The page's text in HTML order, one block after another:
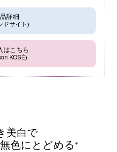
詳細
ドサイト)
はこちら
KOSÉ)
美白で
色にとどめる ※